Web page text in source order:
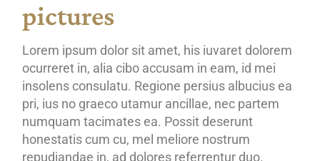
pictures
Lorem ipsum dolor sit amet, his iuvaret dolorem
ocurreret in, alia cibo accusam in eam, id mei
insolens consulatu. Regione persius albucius ea
pri, ius no graeco utamur ancillae, nec partem
numquam tacimates ea. Possit deserunt
honestatis cum cu, mel meliore nostrum
repudiandae in, ad dolores referrentur duo.